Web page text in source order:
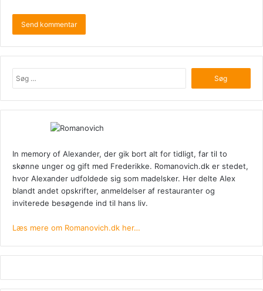
efter:
In memory of Alexander, der gik bort alt for tidligt, far til to
skønne unger og gift med Frederikke. Romanovich.dk er stedet,
hvor Alexander udfoldede sig som madelsker. Her delte Alex
blandt andet opskrifter, anmeldelser af restauranter og
inviterede besøgende ind til hans liv.
Læs mere om Romanovich.dk her…